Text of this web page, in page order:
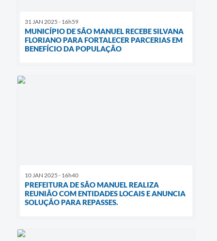
31 JAN 2025 - 16h59
MUNICÍPIO DE SÃO MANUEL RECEBE SILVANA
FLORIANO PARA FORTALECER PARCERIAS EM
BENEFÍCIO DA POPULAÇÃO
10 JAN 2025 - 16h40
PREFEITURA DE SÃO MANUEL REALIZA
REUNIÃO COM ENTIDADES LOCAIS E ANUNCIA
SOLUÇÃO PARA REPASSES.